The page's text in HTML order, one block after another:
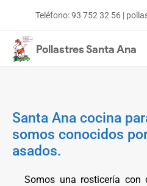
Teléfono:93 752 32 56|
Pollastres Santa Ana
Menús y ofertas
Platos cocinados
Santa Ana cocina
somos conocidos
asados.
Somos una rosticería con